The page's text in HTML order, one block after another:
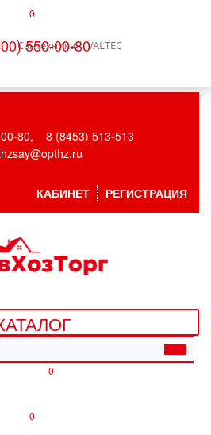
0
550-00-80
Сантехника
VALTEC
80,
8 (8453) 513-513
КАБИНЕТ РЕГИСТРАЦИЯ
0
0